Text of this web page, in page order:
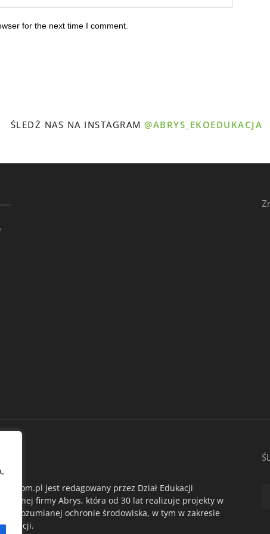
for the next time I comment.
ŚLEDŹ NAS NA INSTAGRAM@ABRYS_EKOEDUKACJA
jest redagowany przez Dział Edukacji
firmy Abrys, która od 30 lat realizuje projekty w
rozumianej ochronie środowiska, w tym w zakresie